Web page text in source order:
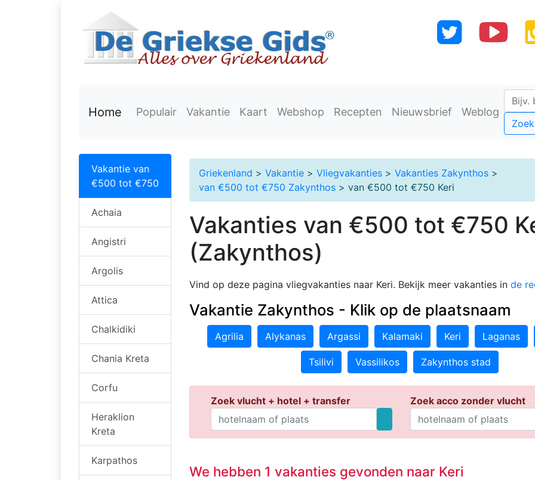
Home Populair Vakantie Kaart Webshop Recepten Nieuwsbrief Weblog
Vakantie van
€500 tot €750
Achaia
Angistri
Argolis
Attica
Chalkidiki
Chania Kreta
Corfu
Heraklion
Kreta
Karpathos
Griekenland > Vakantie > Vliegvakanties > Vakanties Zakynthos >
van €500 tot €750 Zakynthos > van €500 tot €750 Keri
Vakanties van €500 tot €750
(Zakynthos)
Vind op deze pagina vliegvakanties naar Keri. Bekijk meer vakanties in de
Vakantie Zakynthos - Klik op de plaatsnaam
Agrilia Alykanas Argassi Kalamaki Keri Laganas
Tsilivi Vassilikos Zakynthos stad
Zoek vlucht + hotel + transfer Zoek acco zonder vlucht
We hebben 1 vakanties gevonden naar Keri